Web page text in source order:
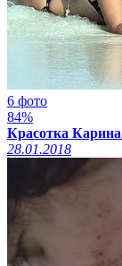
6 фото
84%
Красотка
28.01.2018